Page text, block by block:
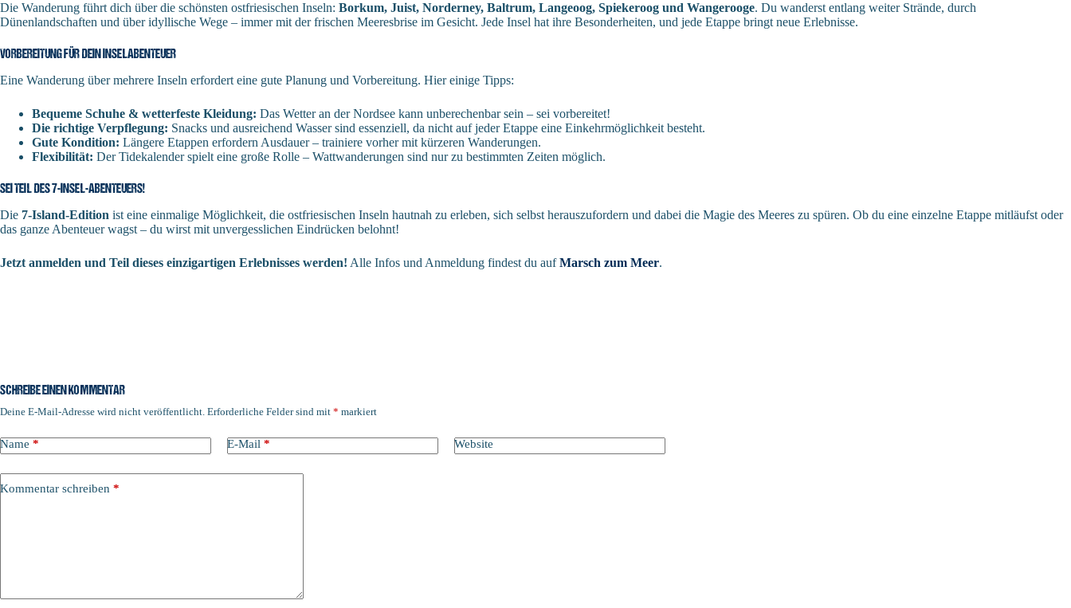
Die Wanderung führt dich über die schönsten ostfriesischen Inseln: Borkum, Juist, Norderney, Baltrum, Langeoog, Spiekeroog und Wangerooge. Du wanderst entlang weiter Strände, durch
Dünenlandschaften und über idyllische Wege – immer mit der frischen Meeresbrise im Gesicht. Jede Insel hat ihre Besonderheiten, und jede Etappe bringt neue Erlebnisse.
VORBEREITUNG FÜR DEIN INSELABENTEUER
Eine Wanderung über mehrere Inseln erfordert eine gute Planung und Vorbereitung. Hier einige Tipps:
Bequeme Schuhe & wetterfeste Kleidung: Das Wetter an der Nordsee kann unberechenbar sein – sei vorbereitet!
Die richtige Verpflegung: Snacks und ausreichend Wasser sind essenziell, da nicht auf jeder Etappe eine Einkehrmöglichkeit besteht.
Gute Kondition: Längere Etappen erfordern Ausdauer – trainiere vorher mit kürzeren Wanderungen.
Flexibilität: Der Tidekalender spielt eine große Rolle – Wattwanderungen sind nur zu bestimmten Zeiten möglich.
SEI TEIL DES 7-INSEL-ABENTEUERS!
Die 7-Island-Edition ist eine einmalige Möglichkeit, die ostfriesischen Inseln hautnah zu erleben, sich selbst herauszufordern und dabei die Magie des Meeres zu spüren. Ob du eine einzelne Etappe mitläufst oder
das ganze Abenteuer wagst – du wirst mit unvergesslichen Eindrücken belohnt!
Jetzt anmelden und Teil dieses einzigartigen Erlebnisses werden! Alle Infos und Anmeldung findest du aufMarsch zum Meer.
SCHREIBE EINEN KOMMENTAR
Deine E-Mail-Adresse wird nicht veröffentlicht. Erforderliche Felder sind mit * markiert
Name * E-Mail * Website
Kommentar schreiben *